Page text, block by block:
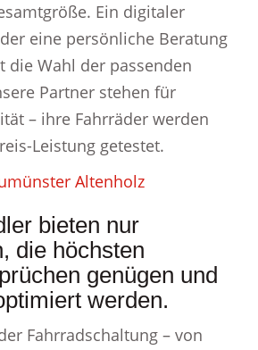
Ein digitaler
eine persönliche Beratung
die Wahl der passenden
Partner stehen für
– ihre Fahrräder werden
Leistung getestet.
Altenholz
bieten nur
die höchsten
genügen und
werden.
Fahrradschaltung – von